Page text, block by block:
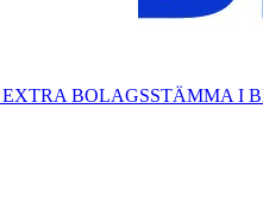
BOLAGSSTÄMMA I